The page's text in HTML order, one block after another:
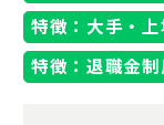
特徴：大手・
特徴：退職金制